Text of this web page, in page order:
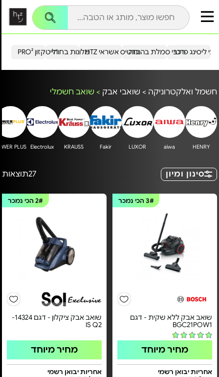
הייטקזון PRO²מלונות בחו"ל כרטיס אשראי HTZ ליסינג פרטירכבי סמלת בהנחה
חשמל ואלקטרוניקה > שואבי אבק > שואב חשמלי
HENRY
aiwa
LUXOR
Fakir
KRAUSS
Electrolux
PLUS
סינון ומיון 27תוצאות
3#הכי נמכר
שואב אבק ללא שקית - דגם
BGC21POW1
מחיר מיוחד
אחריות יבואן רשמי
2#הכי נמכר
שואב אבק ציקלון - דגם 14324-
IS Q2
מחיר מיוחד
אחריות יבואן רשמי